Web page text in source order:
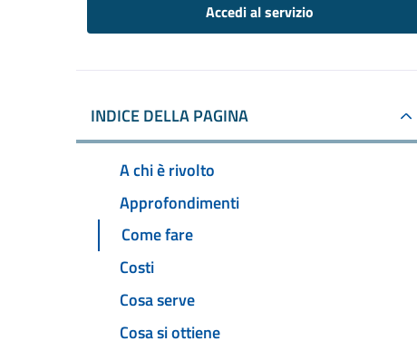
Accedi al servizio
INDICE DELLA PAGINA
A chi è rivolto
Approfondimenti
Come fare
Costi
Cosa serve
Cosa si ottiene